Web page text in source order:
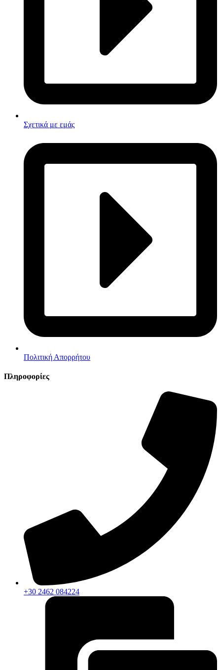
Σχετικά με εμάς
Πολιτική Απορρήτου
Πληροφορίες
+30 2462 084224